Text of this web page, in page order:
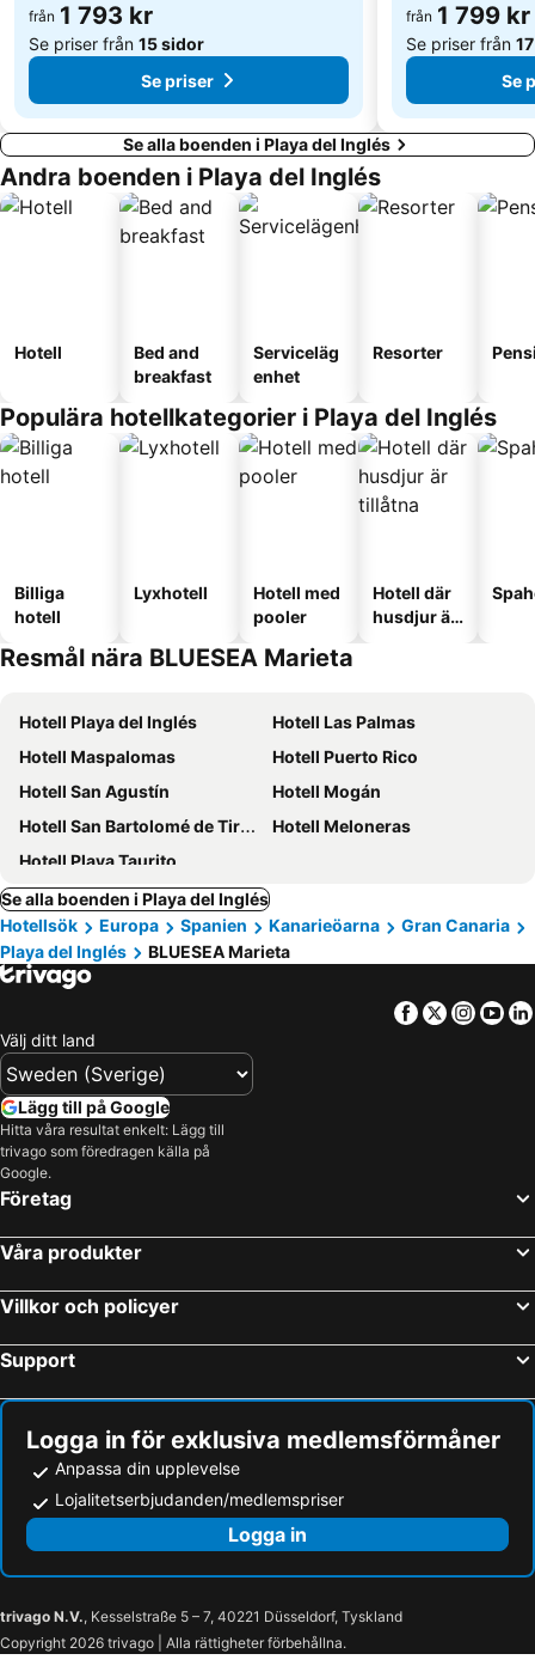
från 1 793 kr
Se priser från 15 sidor
Se priser
från 1 799 kr
Se priser från
Se
Se alla boenden i Playa del Inglés
Andra boenden i Playa del Inglés
Hotell
Bed and
breakfast
Serviceläg
enhet
Resorter
Populära hotellkategorier i Playa del Inglés
Billiga
hotell
Lyxhotell
Hotell med
pooler
Hotell där
husdjur är
Resmål nära BLUESEA Marieta
Hotell Playa del Inglés
Hotell Las Palmas
Hotell Maspalomas
Hotell Puerto Rico
Hotell San Agustín
Hotell Mogán
Hotell San Bartolomé de Tirajana
Hotell Meloneras
Hotell Playa Taurito
Se alla boenden i Playa del Inglés
Hotellsök
Europa Spanien Kanarieöarna
Gran Canaria
Playa del Inglés
BLUESEA Marieta
Facebook
Twitter
Välj ditt land
Lägg till på Google
Hitta våra resultat enkelt: Lägg till
trivago som föredragen källa på
Google.
Företag
Våra produkter
Villkor och policyer
Support
Logga in för exklusiva medlemsförmåner
Anpassa din upplevelse
Lojalitetserbjudanden/medlemspriser
Logga in
trivago N.V., Kesselstraße 5 – 7, 40221 Düsseldorf, Tyskland
Copyright 2026 trivago | Alla rättigheter förbehållna.